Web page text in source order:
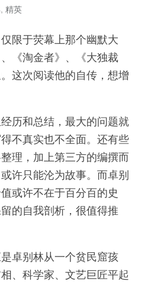
, 精英
限于荧幕上那个幽默大
《淘金者》、《大独裁
这次阅读他的自传，想增
历和总结，最大的问题就
不真实也不全面。还有些
理，加上第三方的编撰而
许只能沦为故事。而卓别
或许不在于百分百的史
的自我剖析，很值得推
卓别林从一个贫民窟孩
、科学家、文艺巨匠平起